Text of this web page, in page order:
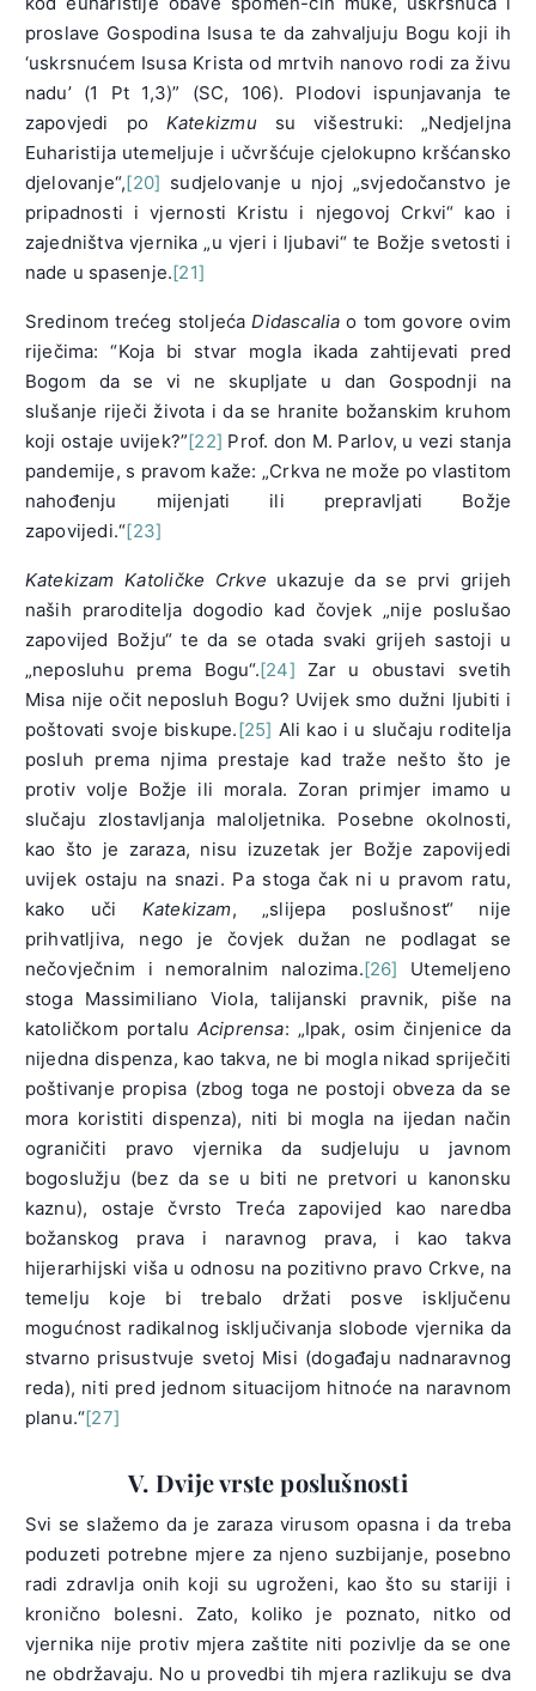
proslave Gospodina Isusa te da zahvaljuju Bogu koji ih
‘uskrsnućem Isusa Krista od mrtvih nanovo rodi za živu
nadu’ (1 Pt 1,3)” (SC, 106). Plodovi ispunjavanja te
zapovjedi po Katekizmusu višestruki: „Nedjeljna
Euharistija utemeljuje i učvršćuje cjelokupno kršćansko
djelovanje“,[20] sudjelovanje u njoj „svjedočanstvo je
pripadnosti i vjernosti Kristu i njegovoj Crkvi“ kao i
zajedništva vjernika „u vjeri i ljubavi“ te Božje svetosti i
nade u spasenje.[21]
Sredinom trećeg stoljećaDidascalia o tom govore ovim
riječima: “Koja bi stvar mogla ikada zahtijevati pred
Bogom da se vi ne skupljate u dan Gospodnji na
slušanje riječi života i da se hranite božanskim kruhom
koji ostaje uvijek?”[22] Prof. don M. Parlov, u vezi stanja
pandemije, s pravom kaže: „Crkva ne može po vlastitom
nahođenju mijenjati ili prepravljati Božje
zapovijedi.“[23]
Katekizam Katoličke Crkve ukazuje da se prvi grijeh
naših praroditelja dogodio kad čovjek „nije poslušao
zapovijed Božju“ te da se otada svaki grijeh sastoji u
„neposluhu prema Bogu“.[24] Zar u obustavi svetih
Misa nije očit neposluh Bogu? Uvijek smo dužni ljubiti i
poštovati svoje biskupe.[25] Ali kao i u slučaju roditelja
posluh prema njima prestaje kad traže nešto što je
protiv volje Božje ili morala. Zoran primjer imamo u
slučaju zlostavljanja maloljetnika. Posebne okolnosti,
kao što je zaraza, nisu izuzetak jer Božje zapovijedi
uvijek ostaju na snazi. Pa stoga čak ni u pravom ratu,
kako uči Katekizam, „slijepa poslušnost“ nije
prihvatljiva, nego je čovjek dužan ne podlagat se
nečovječnim i nemoralnim nalozima.[26] Utemeljeno
stoga Massimiliano Viola, talijanski pravnik, piše na
katoličkom portalu Aciprensa: „Ipak, osim činjenice da
nijedna dispenza, kao takva, ne bi mogla nikad spriječiti
poštivanje propisa (zbog toga ne postoji obveza da se
mora koristiti dispenza), niti bi mogla na ijedan način
ograničiti pravo vjernika da sudjeluju u javnom
bogoslužju (bez da se u biti ne pretvori u kanonsku
kaznu), ostaje čvrsto Treća zapovijed kao naredba
božanskog prava i naravnog prava, i kao takva
hijerarhijski viša u odnosu na pozitivno pravo Crkve, na
temelju koje bi trebalo držati posve isključenu
mogućnost radikalnog isključivanja slobode vjernika da
stvarno prisustvuje svetoj Misi (događaju nadnaravnog
reda), niti pred jednom situacijom hitnoće na naravnom
planu.“[27]
V. Dvije vrste poslušnosti
Svi se slažemo da je zaraza virusom opasna i da treba
poduzeti potrebne mjere za njeno suzbijanje, posebno
radi zdravlja onih koji su ugroženi, kao što su stariji i
kronično bolesni. Zato, koliko je poznato, nitko od
vjernika nije protiv mjera zaštite niti pozivlje da se one
ne obdržavaju. No u provedbi tih mjera razlikuju se dva